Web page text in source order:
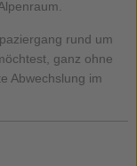
rund um
ganz ohne
Abwechslung im